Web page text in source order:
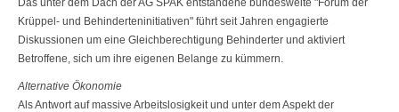
Das unter dem Dach der AG SPAK entstandene bundesweite "Forum der
Krüppel- und Behinderteninitiativen" führt seit Jahren engagierte
Diskussionen um eine Gleichberechtigung Behinderter und aktiviert
Betroffene, sich um ihre eigenen Belange zu kümmern.
Alternative Ökonomie
Als Antwort auf massive Arbeitslosigkeit und unter dem Aspekt der